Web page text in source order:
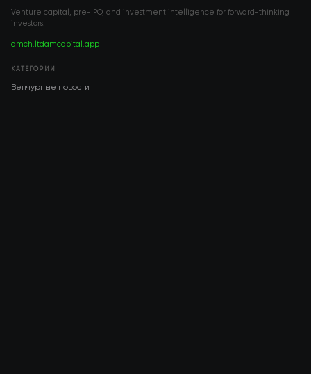
Venture capital, pre-IPO, and investment intelligence for forward-thinking
investors.
amch.ltdamcapital.app
КАТЕГОРИИ
Венчурные новости